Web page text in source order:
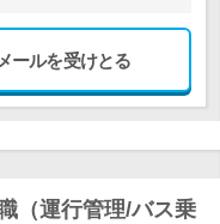
ールを受けとる
（運行管理/バス乗